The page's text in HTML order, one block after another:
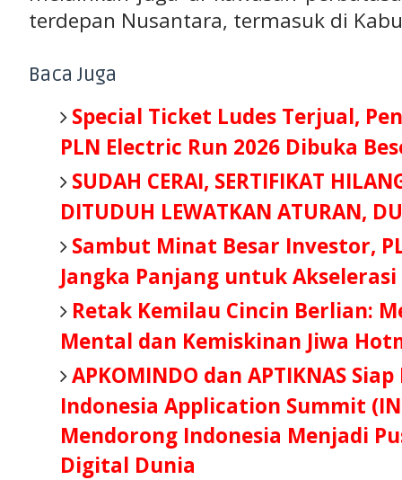
terdepan Nusantara, termasuk di
Baca Juga
Special Ticket Ludes Terjual,
PLN Electric Run 2026 Dibuka
SUDAH CERAI, SERTIFIKAT
DITUDUH LEWATKAN ATURAN,
Sambut Minat Besar Investor,
Jangka Panjang untuk Akselerasi
Retak Kemilau Cincin Berlian:
Mental dan Kemiskinan Jiwa
APKOMINDO dan APTIKNAS
Indonesia Application Summit
Mendorong Indonesia Menjadi
Digital Dunia